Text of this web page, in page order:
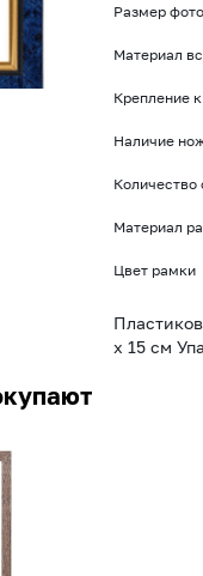
Размер
Материал
Крепление
Наличие
Количество
Материал
Цвет рамки
х 15 см